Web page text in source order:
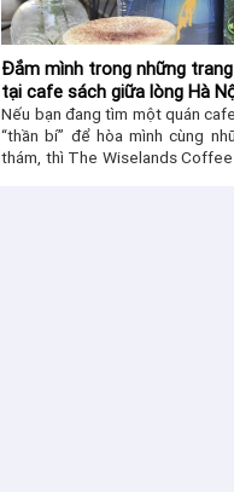
Đắm mình trong những
tại cafe sách giữa lòng Hà
Nếu bạn đang tìm một quán
“thần bí” để hòa mình cùng
thám, thì The Wiselands